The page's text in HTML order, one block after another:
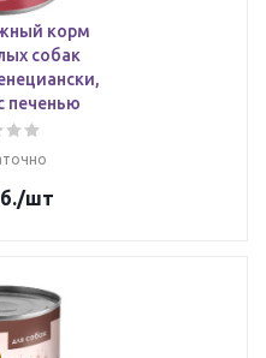
корм
собак
печенью
/шт